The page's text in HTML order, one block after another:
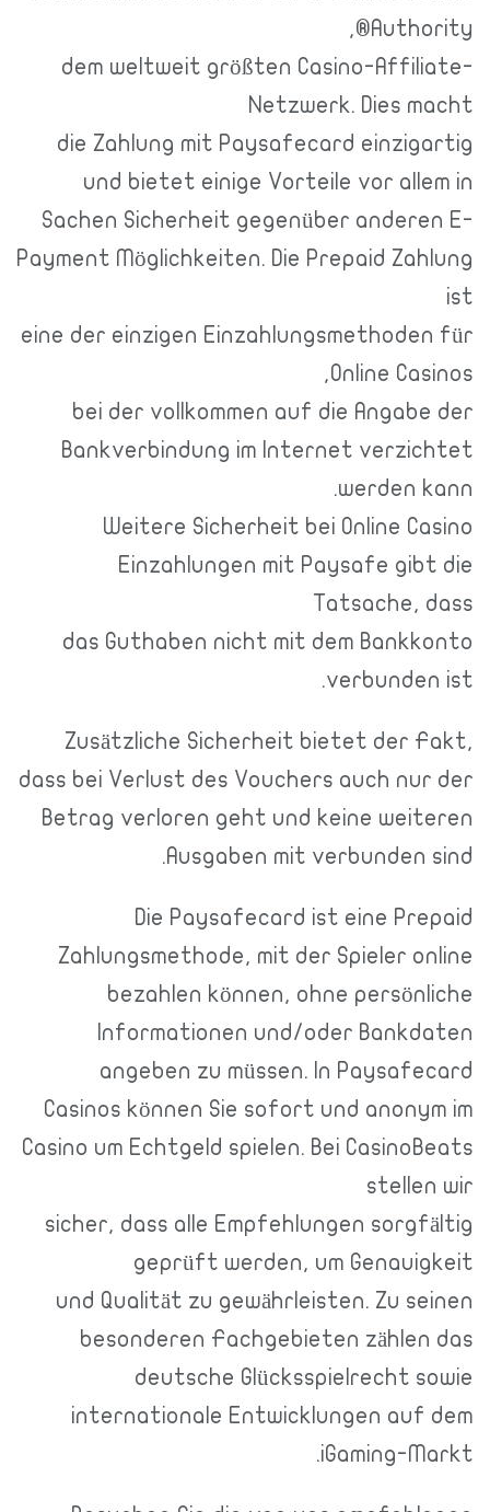
Authority®,
dem weltweit größten Casino-Affiliate-
Netzwerk. Dies macht
die Zahlung mit Paysafecard einzigartig
und bietet einige Vorteile vor allem in
Sachen Sicherheit gegenüber anderen E-
Payment Möglichkeiten. Die Prepaid Zahlung
ist
eine der einzigen Einzahlungsmethoden für
Online Casinos,
bei der vollkommen auf die Angabe der
Bankverbindung im Internet verzichtet
werden kann.
Weitere Sicherheit bei Online Casino
Einzahlungen mit Paysafe gibt die
Tatsache, dass
das Guthaben nicht mit dem Bankkonto
verbunden ist.
Zusätzliche Sicherheit bietet der Fakt,
dass bei Verlust des Vouchers auch nur der
Betrag verloren geht und keine weiteren
Ausgaben mit verbunden sind.
Die Paysafecard ist eine Prepaid
Zahlungsmethode, mit der Spieler online
bezahlen können, ohne persönliche
Informationen und/oder Bankdaten
angeben zu müssen. In Paysafecard
Casinos können Sie sofort und anonym im
Casino um Echtgeld spielen. Bei CasinoBeats
stellen wir
sicher, dass alle Empfehlungen sorgfältig
geprüft werden, um Genauigkeit
und Qualität zu gewährleisten. Zu seinen
besonderen Fachgebieten zählen das
deutsche Glücksspielrecht sowie
internationale Entwicklungen auf dem
iGaming-Markt.